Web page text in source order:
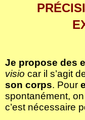
Je propose des
visio car il s’agit
son corps. Pour
spontanément,
c’est nécessaire